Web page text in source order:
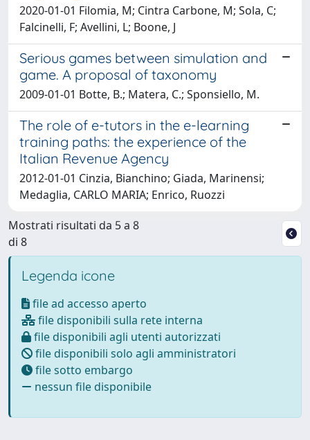
2020-01-01 Filomia, M; Cintra Carbone, M; Sola, C;
Falcinelli, F; Avellini, L; Boone, J
Serious games between simulation and
game. A proposal of taxonomy
2009-01-01 Botte, B.; Matera, C.; Sponsiello, M.
The role of e-tutors in the e-learning
training paths: the experience of the
Italian Revenue Agency
2012-01-01 Cinzia, Bianchino; Giada, Marinensi;
Medaglia, CARLO MARIA; Enrico, Ruozzi
Mostrati risultati da 5 a 8
di 8
Legenda icone
file ad accesso aperto
file disponibili sulla rete interna
file disponibili agli utenti autorizzati
file disponibili solo agli amministratori
file sotto embargo
nessun file disponibile